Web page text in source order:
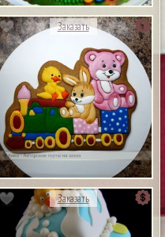
Заказать
Заказать